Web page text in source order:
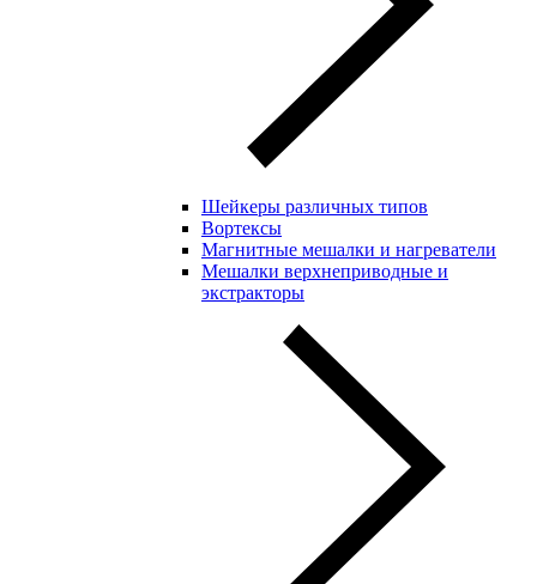
Шейкеры различных типов
Вортексы
Магнитные мешалки и нагреватели
Мешалки верхнеприводные и
экстракторы